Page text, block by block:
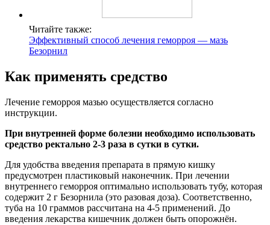
Читайте также:
Эффективный способ лечения геморроя — мазь
Безорнил
Как применять средство
Лечение геморроя мазью осуществляется согласно
инструкции.
При внутренней форме болезни необходимо использовать
средство ректально 2-3 раза в сутки в сутки.
Для удобства введения препарата в прямую кишку
предусмотрен пластиковый наконечник. При лечении
внутреннего геморроя оптимально использовать тубу, которая
содержит 2 г Безорнила (это разовая доза). Соответственно,
туба на 10 граммов рассчитана на 4-5 применений. До
введения лекарства кишечник должен быть опорожнён.